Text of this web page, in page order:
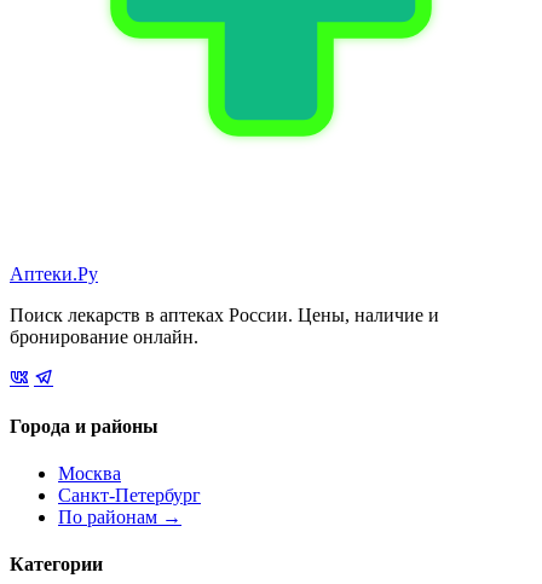
Аптеки.Ру
Поиск лекарств в аптеках России. Цены, наличие и
бронирование онлайн.
Города и районы
Москва
Санкт-Петербург
По районам →
Категории